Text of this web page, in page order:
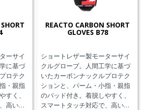
ーサイ
に基づ
ロテク
・親指
すく、
高い操
REACTO CARBON SHORT
GLOVES B78
ショートレザー製モーターサイ
クルグローブ。人間工学に基づ
いたカーボンナックルプロテク
ションと、パーム・小指・親指
のパッド付き。着脱しやすく、
スマートタッチ対応で、高い操